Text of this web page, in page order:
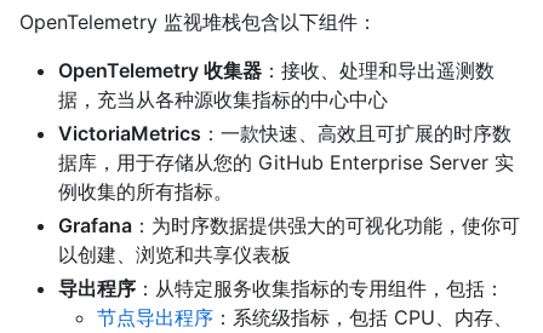
OpenTelemetry 监视堆栈包含以下组件：
OpenTelemetry 收集器 ：接收、处理和导出遥测数
据，充当从各种源收集指标的中心中心
VictoriaMetrics ：一款快速、高效且可扩展的时序数
据库，用于存储从您的 GitHub Enterprise Server 实
例收集的所有指标。
Grafana ：为时序数据提供强大的可视化功能，使你可
以创建、浏览和共享仪表板
导出程序 ：从特定服务收集指标的专用组件，包括：
节点导出程序 ：系统级指标，包括 CPU、内存、